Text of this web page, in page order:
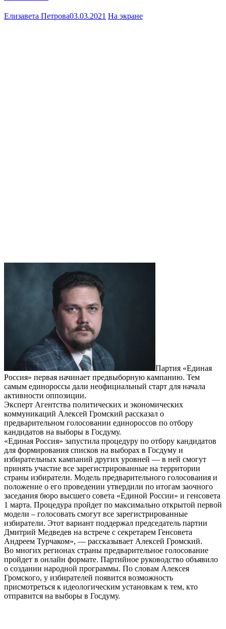
Елизавета Петрова03.03.2021 На экране
Партия «Единая
Россия» первая начинает предвыборную кампанию. Тем
самым единороссы дали неофициальный старт для начала
активности оппозиции.
Эксперт Агентства политических и экономических
коммуникаций Алексей Громский рассказал о
предварительном голосовании единороссов по отбору
кандидатов на выборы в Госдуму.
«Единая Россия» запустила процедуру по отбору кандидатов
для формирования списков на выборах в Госдуму и
избирательных кампаний других уровней — в ней смогут
принять участие все зарегистрированные на территории
страны избиратели. Модель предварительного голосования и
положение о его проведении утвердили по итогам заочного
заседания бюро высшего совета «Единой России» и генсовета
1 марта. Процедура пройдет по максимально открытой первой
модели – голосовать смогут все зарегистрированные
избиратели. Этот вариант поддержал председатель партии
Дмитрий Медведев на встрече с секретарем Генсовета
Андреем Турчаком», — рассказывает Алексей Громский.
Во многих регионах страны предварительное голосование
пройдет в онлайн формате. Партийное руководство объявило
о создании народной программы. По словам Алексея
Громского, у избирателей появится возможность
присмотреться к идеологическим установкам к тем, кто
отправится на выборы в Госдуму.